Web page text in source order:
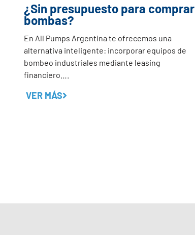
¿Sin presupuesto para comprar
bombas?
En All Pumps Argentina te ofrecemos una
alternativa inteligente: incorporar equipos de
bombeo industriales mediante leasing
financiero….
VER MÁS